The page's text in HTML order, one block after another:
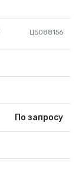
ЦБ088156
По запросу